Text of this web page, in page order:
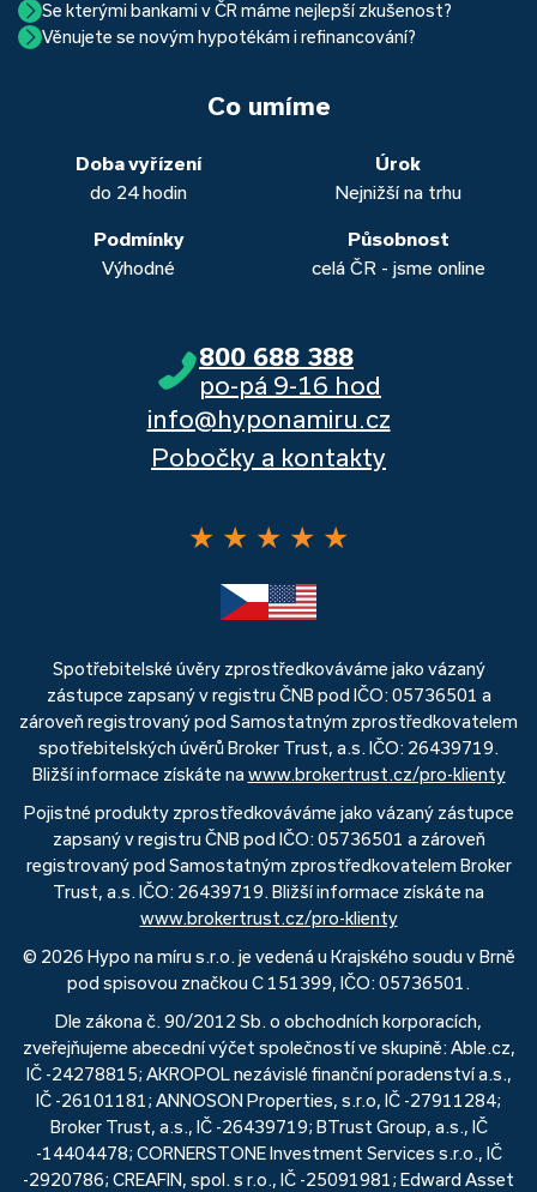
uzavření trvá okolo 2 měsíců. Důvodem je především
schvalovací proces na straně bank. Existuje však řada cest,
to. Přesvědčte se sami.
Ano, skutečně jde. Díky moderním technologiím, které
používáme, již do banky při vyřizování hypotéky skutečně
Se kterými bankami v ČR máme nejlepší zkušenost?
Nejvíce proklientská je určitě Hypoteční banka. Svou
běžných účtů a rozhraním s názvem „Hypoteční zóna“.
banka, Moneta a Raiffeisenbank.
Věnujete se novým hypotékám i refinancování?
vašich aktuálních úvěrů na bydlení. Naši specialisté pro vás v
obou případech najdou výhodné řešení, které “utáhnete”.
Co umíme
Doba vyřízení
do 24 hodin
Úrok
Nejnižší na trhu
Podmínky
Výhodné
Působnost
celá ČR - jsme online
800 688 388
po-pá 9-16 hod
info@hyponamiru.cz
Pobočky a kontakty
★ ★ ★ ★ ★
Spotřebitelské úvěry zprostředkováváme jako vázaný
zástupce zapsaný v registru ČNB pod IČO: 05736501 a
zároveň registrovaný pod Samostatným zprostředkovatelem
spotřebitelských úvěrů Broker Trust, a.s. IČO: 26439719.
Bližší informace získáte na www.brokertrust.cz/pro-klienty
Pojistné produkty zprostředkováváme jako vázaný zástupce
zapsaný v registru ČNB pod IČO: 05736501 a zároveň
registrovaný pod Samostatným zprostředkovatelem Broker
Trust, a.s. IČO: 26439719. Bližší informace získáte na
www.brokertrust.cz/pro-klienty
© 2026 Hypo na míru s.r.o. je vedená u Krajského soudu v Brně
pod spisovou značkou C 151399, IČO: 05736501.
Dle zákona č. 90/2012 Sb. o obchodních korporacích,
zveřejňujeme abecední výčet společností ve skupině: Able.cz,
IČ -24278815; AKROPOL nezávislé finanční poradenství a.s.,
IČ -26101181; ANNOSON Properties, s.r.o, IČ -27911284;
Broker Trust, a.s., IČ -26439719; BTrust Group, a.s., IČ
-14404478; CORNERSTONE Investment Services s.r.o., IČ
-2920786; CREAFIN, spol. s r.o., IČ -25091981; Edward Asset